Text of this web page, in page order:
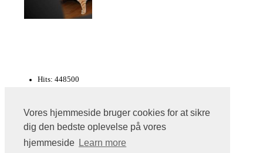
Vores hjemmeside bruger cookies for at sikre
dig den bedste oplevelse på vores
hjemmeside Learn more
Hits: 448500
kurileanbobtail.dk © Copyright 2009 All Rights
Reserved